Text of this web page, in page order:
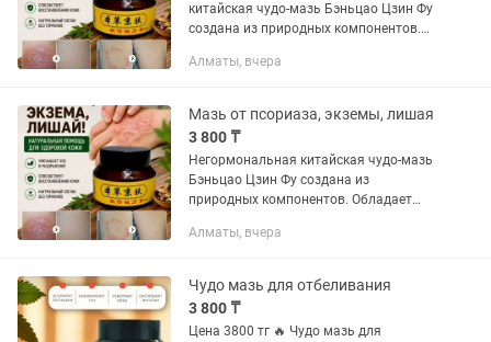
китайская чудо-мазь Бэньцао Цзин Фу
создана из природных компонентов.
противовоспалительным действием, а
антисептическим и...
Алматы, вчера
Мазь от псориаза, экземы, лишая
3 800 ₸
Негормональная китайская чудо-мазь
Бэньцао Цзин Фу создана из
природных компонентов. Обладает
действием, а также является
антибактериальным...
Алматы, вчера
Чудо мазь для отбеливания
3 800 ₸
Цена 3800 тг 🔥 Чудо мазь для